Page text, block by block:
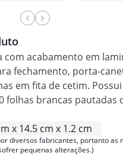
com acabamento em
fechamento, porta-
em fita de cetim. Possui
folhas brancas pautadas
x 14.5 cm x 1.2 cm
diversos fabricantes, portanto as
pequenas alterações.)